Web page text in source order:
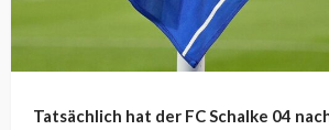
Tatsächlich hat der FC Schalke 04